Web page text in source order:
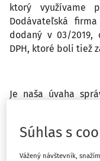
ktorý využívame
Dodávateľská
dodaný v 03/
DPH, ktoré boli tiež
Je naša úvaha
priznaní za 03/2019?
Súhlas s
Vážený návštevník,